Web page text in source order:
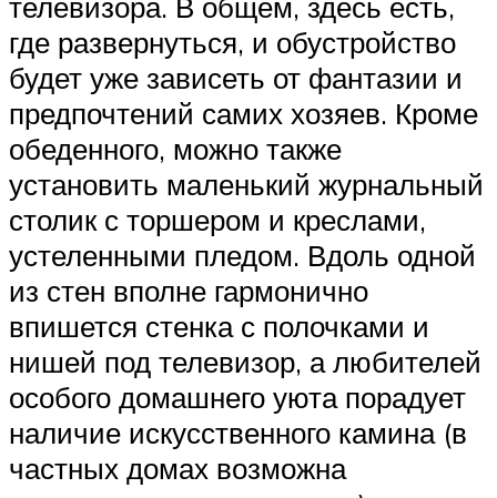
где развернуться, и обустройство
будет уже зависеть от фантазии и
предпочтений самих хозяев. Кроме
обеденного, можно также
установить маленький журнальный
столик с торшером и креслами,
устеленными пледом. Вдоль одной
из стен вполне гармонично
впишется стенка с полочками и
нишей под телевизор, а любителей
особого домашнего уюта порадует
наличие искусственного камина (в
частных домах возможна